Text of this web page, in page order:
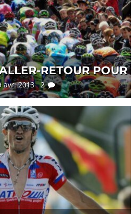
RETOUR POUR
avr. 2013 2